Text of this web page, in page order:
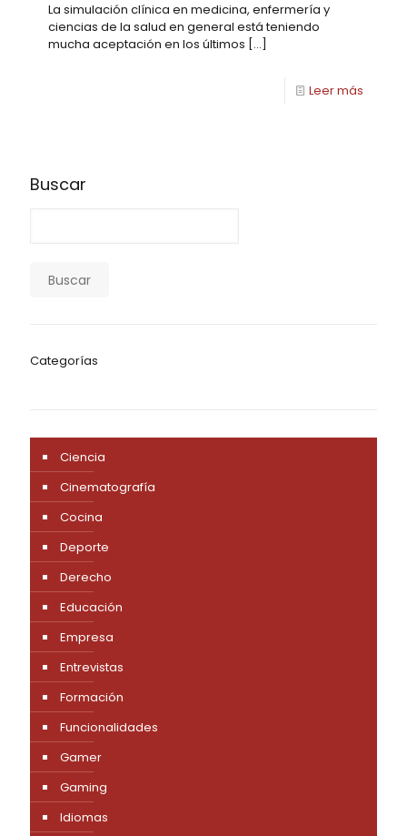
La simulación clínica en medicina, enfermería y
ciencias de la salud en general está teniendo
mucha aceptación en los últimos […]
Leer más
Buscar
Buscar
Categorías
Ciencia
Cinematografía
Cocina
Deporte
Derecho
Educación
Empresa
Entrevistas
Formación
Funcionalidades
Gamer
Gaming
Idiomas